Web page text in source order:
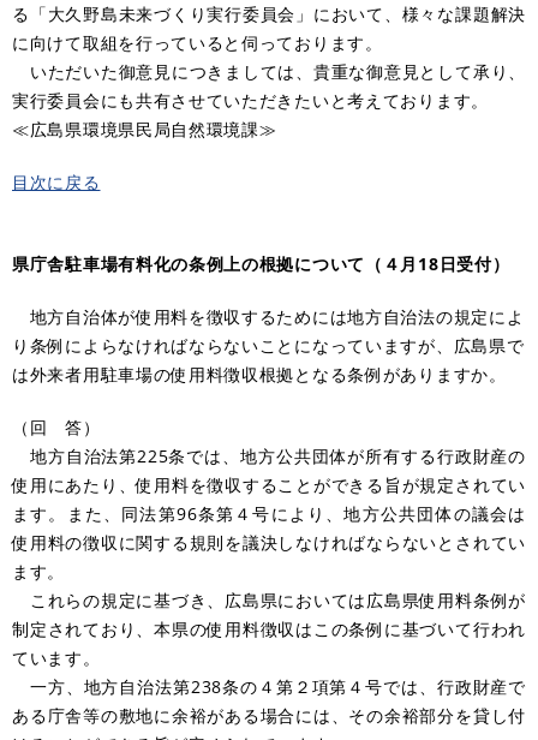
る「大久野島未来づくり実行委員会」において、様々な課題解決
に向けて取組を行っていると伺っております。
いただいた御意見につきましては、貴重な御意見として承り、
実行委員会にも共有させていただきたいと考えております。
≪広島県環境県民局自然環境課≫
目次に戻る
県庁舎駐車場有料化の条例上の根拠について（４月18日受付）
​ 地方自治体が使用料を徴収するためには地方自治法の規定によ
り条例によらなければならないことになっていますが、広島県で
は外来者用駐車場の使用料徴収根拠となる条例がありますか。
（回 答）
地方自治法第225条では、地方公共団体が所有する行政財産の
使用にあたり、使用料を徴収することができる旨が規定されてい
ます。また、同法第96条第４号により、地方公共団体の議会は
使用料の徴収に関する規則を議決しなければならないとされてい
ます。
これらの規定に基づき、広島県においては広島県使用料条例が
制定されており、本県の使用料徴収はこの条例に基づいて行われ
ています。
一方、地方自治法第238条の４第２項第４号では、行政財産で
ある庁舎等の敷地に余裕がある場合には、その余裕部分を貸し付